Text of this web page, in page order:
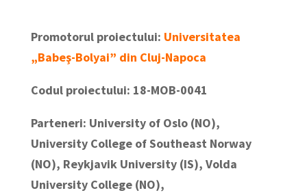
Promotorul proiectului: Universitatea
„Babeş-Bolyai” din Cluj-Napoca
Codul proiectului: 18-MOB-0041
Parteneri: University of Oslo (NO),
University College of Southeast Norway
(NO), Reykjavik University (IS), Volda
University College (NO),